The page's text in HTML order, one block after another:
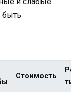
быть
Стоимость
тип